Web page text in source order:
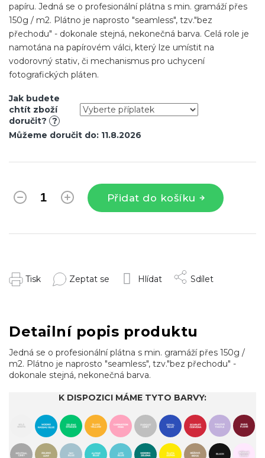
Jak budete
chtít zboží
doručit? ?
Můžeme doručit do: 11.8.2026
Přidat do košíku
papíru. Jedná se o profesionální plátna s min. gramáží přes
150g / m2. Plátno je naprosto "seamless", tzv."bez
přechodu" - dokonale stejná, nekonečná barva. Celá role je
namotána na papírovém válci, který lze umístit na
vodorovný stativ, či mechanismus pro uchycení
fotografických pláten.
Tisk Zeptat se Hlídat Sdílet
Detailní popis produktu
Jedná se o profesionální plátna s min. gramáží přes 150g /
m2. Plátno je naprosto "seamless", tzv."bez přechodu" -
dokonale stejná, nekonečná barva.
K DISPOZICI MÁME TYTO BARVY: